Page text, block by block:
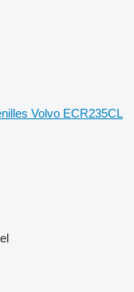
Volvo ECR235CL